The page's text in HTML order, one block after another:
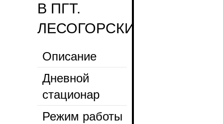
В ПГТ.
ЛЕСОГОРСКИЙ
Описание
Дневной
стационар
Режим работы